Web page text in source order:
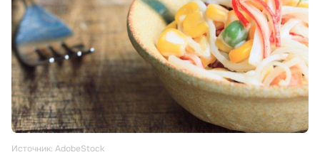
Источник: AdobeStock